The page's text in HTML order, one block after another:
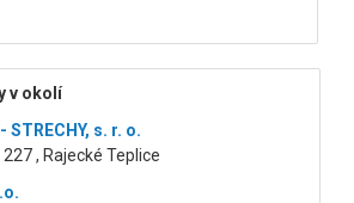
v okolí
STRECHY, s. r. o.
, Rajecké Teplice